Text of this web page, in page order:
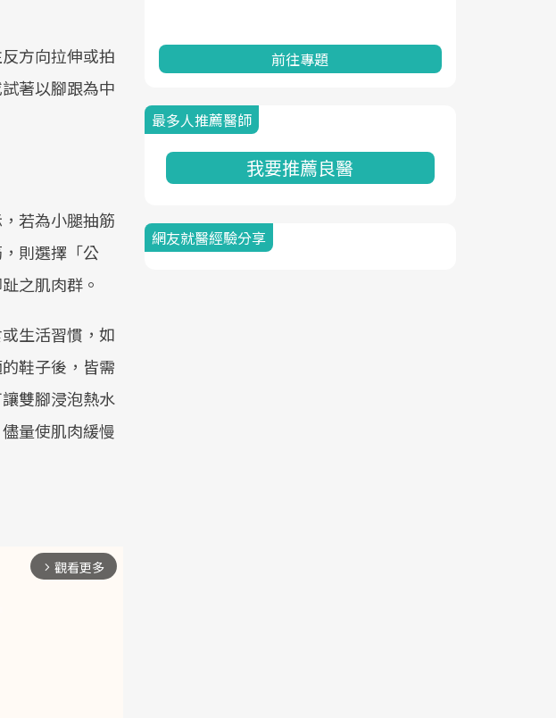
方向拉伸或拍
著以腳跟為中
若為小腿抽筋
則選擇「公
之肌肉群。
生活習慣，如
鞋子後，皆需
雙腳浸泡熱水
量使肌肉緩慢
arrow_forward_ios 觀看更多
前往專題
最多人推薦醫師
我要推薦良醫
網友就醫經驗分享